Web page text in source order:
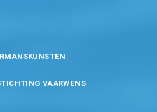
VAARWENS